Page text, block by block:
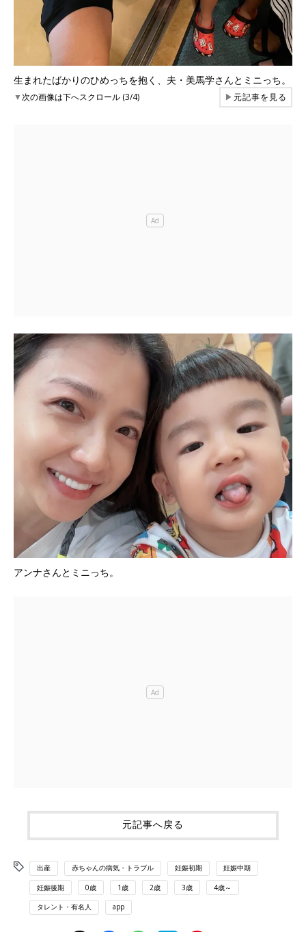
生まれたばかりのひめっちを抱く、夫・美馬学さんとミニっち。
▼次の画像は下へスクロール (3/4) ▶元記事を見る
アンナさんとミニっち。
元記事へ戻る
出産 赤ちゃんの病気・トラブル 妊娠初期 妊娠中期
妊娠後期 0歳 1歳 2歳 3歳 4歳～
タレント・有名人 app